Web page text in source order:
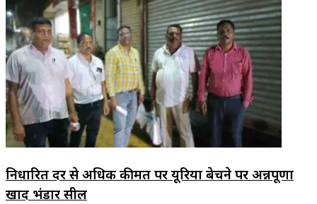
निर्धारित दर से अधिक कीमत पर यूरिया बेचने पर अन्नपूर्णा
खाद भंडार सील